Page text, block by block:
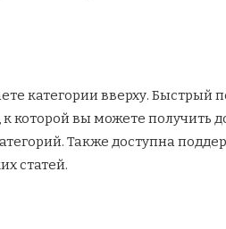
категории вверху.
которой вы можете получить
Также доступна
статей.